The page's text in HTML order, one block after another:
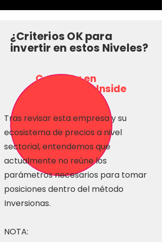
¿Criterios OK para
invertir en estos Niveles?
Consulta en
Inversionas Inside
Tras revisar esta empresa y su
ecosistema de precios a nivel
sectorial, entendemos que
actualmente no reúne los
parámetros necesarios para tomar
posiciones dentro del método
Inversionas.
NOTA: